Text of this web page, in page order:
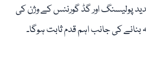
پولیسنگ اور گڈ گورننس کے وژن کی
کی جانب اہم قدم ثابت ہوگا۔